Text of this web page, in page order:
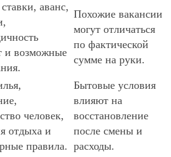
аванс,
и возможные
Похожие вакансии
могут отличаться
по фактической
сумме на руки.
человек,
отдыха и
правила.
Бытовые условия
влияют на
восстановление
после смены и
расходы.